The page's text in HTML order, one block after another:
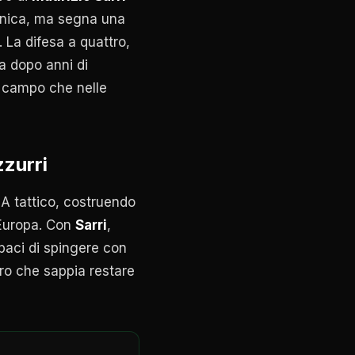
ma segna una
difesa a quattro,
dopo anni di
che nelle
tattico, costruendo
Con Sarri,
di spingere con
che sappia restare